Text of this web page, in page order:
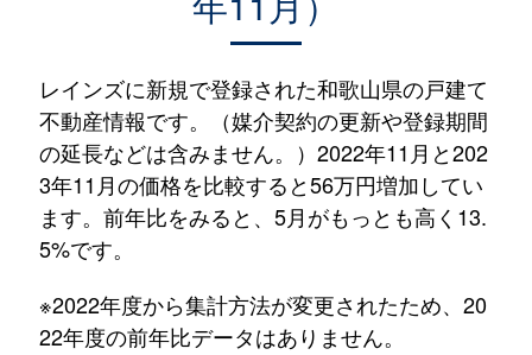
レインズに新規で登録された和歌山県の戸建て
不動産情報です。（媒介契約の更新や登録期間
の延長などは含みません。）2022年11月と202
3年11月の価格を比較すると56万円増加してい
ます。前年比をみると、5月がもっとも高く13.
5%です。
※2022年度から集計方法が変更されたため、20
22年度の前年比データはありません。